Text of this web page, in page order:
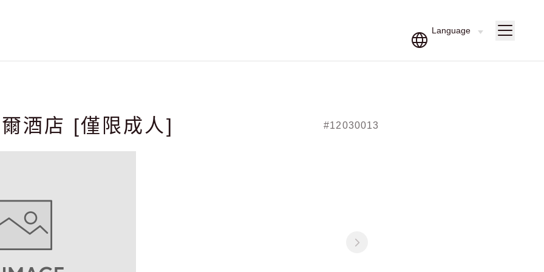
酒店 [僅限成人] #12030013